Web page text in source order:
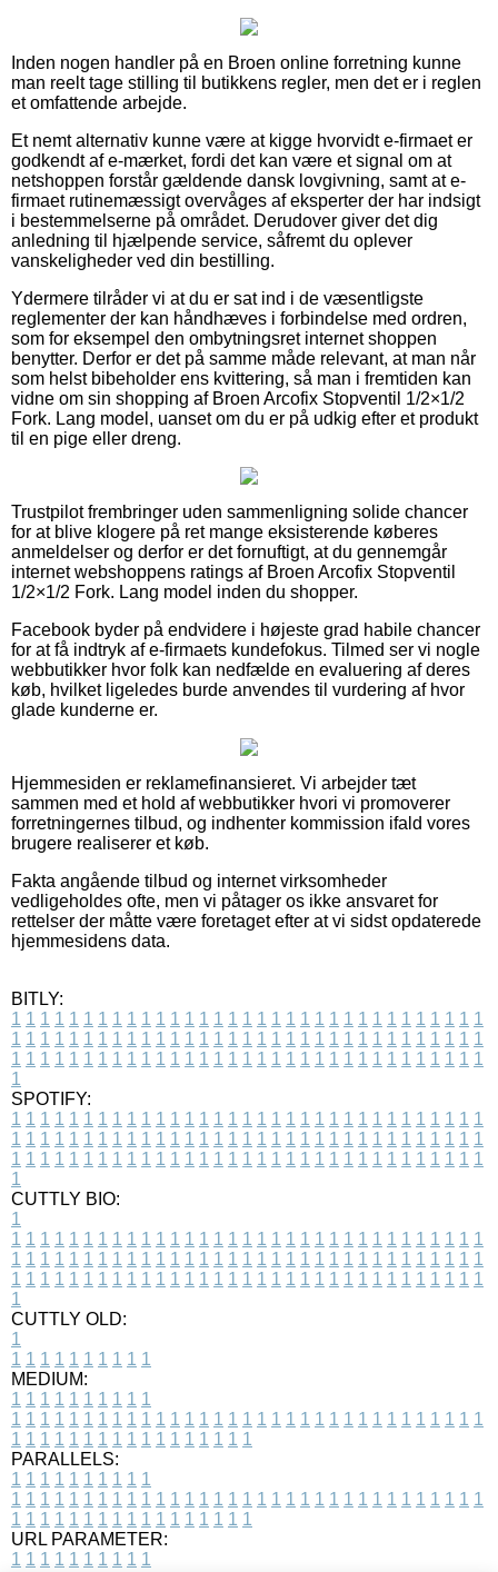
Inden nogen handler på en Broen online forretning kunne
man reelt tage stilling til butikkens regler, men det er i reglen
et omfattende arbejde.
Et nemt alternativ kunne være at kigge hvorvidt e-firmaet er
godkendt af e-mærket, fordi det kan være et signal om at
netshoppen forstår gældende dansk lovgivning, samt at e-
firmaet rutinemæssigt overvåges af eksperter der har indsigt
i bestemmelserne på området. Derudover giver det dig
anledning til hjælpende service, såfremt du oplever
vanskeligheder ved din bestilling.
Ydermere tilråder vi at du er sat ind i de væsentligste
reglementer der kan håndhæves i forbindelse med ordren,
som for eksempel den ombytningsret internet shoppen
benytter. Derfor er det på samme måde relevant, at man når
som helst bibeholder ens kvittering, så man i fremtiden kan
vidne om sin shopping af Broen Arcofix Stopventil 1/2×1/2
Fork. Lang model, uanset om du er på udkig efter et produkt
til en pige eller dreng.
Trustpilot frembringer uden sammenligning solide chancer
for at blive klogere på ret mange eksisterende køberes
anmeldelser og derfor er det fornuftigt, at du gennemgår
internet webshoppens ratings af Broen Arcofix Stopventil
1/2×1/2 Fork. Lang model inden du shopper.
Facebook byder på endvidere i højeste grad habile chancer
for at få indtryk af e-firmaets kundefokus. Tilmed ser vi nogle
webbutikker hvor folk kan nedfælde en evaluering af deres
køb, hvilket ligeledes burde anvendes til vurdering af hvor
glade kunderne er.
Hjemmesiden er reklamefinansieret. Vi arbejder tæt
sammen med et hold af webbutikker hvori vi promoverer
forretningernes tilbud, og indhenter kommission ifald vores
brugere realiserer et køb.
Fakta angående tilbud og internet virksomheder
vedligeholdes ofte, men vi påtager os ikke ansvaret for
rettelser der måtte være foretaget efter at vi sidst opdaterede
hjemmesidens data.
BITLY:
1 1 1 1 1 1 1 1 1 1 1 1 1 1 1 1 1 1 1 1 1 1 1 1 1 1 1 1 1 1 1 1 1
1 1 1 1 1 1 1 1 1 1 1 1 1 1 1 1 1 1 1 1 1 1 1 1 1 1 1 1 1 1 1 1 1
1 1 1 1 1 1 1 1 1 1 1 1 1 1 1 1 1 1 1 1 1 1 1 1 1 1 1 1 1 1 1 1 1
1
SPOTIFY:
1 1 1 1 1 1 1 1 1 1 1 1 1 1 1 1 1 1 1 1 1 1 1 1 1 1 1 1 1 1 1 1 1
1 1 1 1 1 1 1 1 1 1 1 1 1 1 1 1 1 1 1 1 1 1 1 1 1 1 1 1 1 1 1 1 1
1 1 1 1 1 1 1 1 1 1 1 1 1 1 1 1 1 1 1 1 1 1 1 1 1 1 1 1 1 1 1 1 1
1
CUTTLY BIO:
1
1 1 1 1 1 1 1 1 1 1 1 1 1 1 1 1 1 1 1 1 1 1 1 1 1 1 1 1 1 1 1 1 1
1 1 1 1 1 1 1 1 1 1 1 1 1 1 1 1 1 1 1 1 1 1 1 1 1 1 1 1 1 1 1 1 1
1 1 1 1 1 1 1 1 1 1 1 1 1 1 1 1 1 1 1 1 1 1 1 1 1 1 1 1 1 1 1 1 1
1
CUTTLY OLD:
1
1 1 1 1 1 1 1 1 1 1
MEDIUM:
1 1 1 1 1 1 1 1 1 1
1 1 1 1 1 1 1 1 1 1 1 1 1 1 1 1 1 1 1 1 1 1 1 1 1 1 1 1 1 1 1 1 1
1 1 1 1 1 1 1 1 1 1 1 1 1 1 1 1 1
PARALLELS:
1 1 1 1 1 1 1 1 1 1
1 1 1 1 1 1 1 1 1 1 1 1 1 1 1 1 1 1 1 1 1 1 1 1 1 1 1 1 1 1 1 1 1
1 1 1 1 1 1 1 1 1 1 1 1 1 1 1 1 1
URL PARAMETER:
1 1 1 1 1 1 1 1 1 1